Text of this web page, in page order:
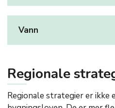
Vann
Regionale
Regionale strategier er ikke